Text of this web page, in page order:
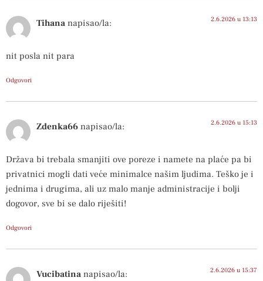
Tihana napisao/la: 2.6.2026 u 13:13
nit posla nit para
Odgovori
Zdenka66 napisao/la: 2.6.2026 u 15:13
Država bi trebala smanjiti ove poreze i namete na plaće pa bi
privatnici mogli dati veće minimalce našim ljudima. Teško je i
jednima i drugima, ali uz malo manje administracije i bolji
dogovor, sve bi se dalo riješiti!
Odgovori
Vucibatina napisao/la: 2.6.2026 u 15:37